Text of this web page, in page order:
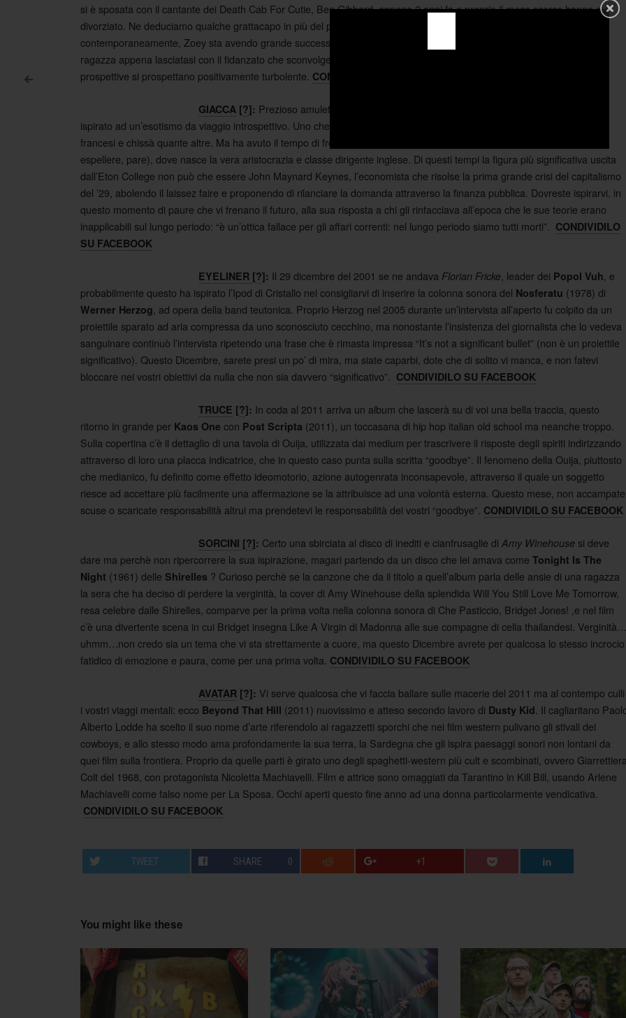
Post navigation
<
si è sposata con il cantante dei Death Cab For Cutie, Ben Gibbard, appena 2 anni fa e proprio il mese scorso hanno già
divorziato. Ne deduciamo qualche grattacapo in più del previsto in amore anche per voi, ma, considerando che,
contemporaneamente, Zoey sta avendo grande successo come protagonista della nuova serie
ragazza appena lasciatasi con il fidanzato che sconvolge le vite dei suoi nuovi coinquilini, beh… probabilmente le
prospettive si prospettano positivamente turbolente. CONDIVIDILO SU FACEBOOK
GIACCA [?]: Prezioso amuleto sarà per voi
ispirato ad un’esotismo da viaggio introspettivo. Uno che di viaggi se ne intende avendo origini e dimore inglesi, italiane,
francesi e chissà quante altre. Ma ha avuto il tempo di frequentare il prestigioso Eton College a Londra (facendosene
espellere, pare), dove nasce la vera aristocrazia e classe dirigente inglese. Di questi tempi la figura più significativa uscita
dall’Eton College non può che essere John Maynard Keynes, l’economista che risolse la prima grande crisi del capitalismo
del ’29, abolendo il laissez faire e proponendo di rilanciare la domanda attraverso la finanza pubblica. Dovreste ispirarvi, in
questo momento di paure che vi frenano il futuro, alla sua risposta a chi gli rinfacciava all’epoca che le sue teorie erano
inapplicabili sul lungo periodo: “è un’ottica fallace per gli affari correnti: nel lungo periodo siamo tutti morti”. CONDIVIDILO
SU FACEBOOK
EYELINER [?]: Il 29 dicembre del 2001 se ne andava Florian Fricke , leader dei Popol Vuh , e
probabilmente questo ha ispirato l’Ipod di Cristallo nel consigliarvi di inserire la colonna sonora del Nosferatu (1978) di
Werner Herzog , ad opera della band teutonica. Proprio Herzog nel 2005 durante un’intervista all’aperto fu colpito da un
proiettile sparato ad aria compressa da uno sconosciuto cecchino, ma nonostante l’insistenza del giornalista che lo vedeva
sanguinare continuò l’intervista ripetendo una frase che è rimasta impressa “It’s not a significant bullet” (non è un proiettile
significativo). Questo Dicembre, sarete presi un po’ di mira, ma siate caparbi, dote che di solito vi manca, e non fatevi
bloccare nei vostri obiettivi da nulla che non sia davvero “significativo”. CONDIVIDILO SU FACEBOOK
TRUCE [?]: In coda al 2011 arriva un album che lascerà su di voi una bella traccia, questo
ritorno in grande per Kaos One con Post Scripta (2011), un toccasana di hip hop italian old school ma neanche troppo.
Sulla copertina c’è il dettaglio di una tavola di Ouija, utilizzata dai medium per trascrivere il risposte degli spiriti indirizzando
attraverso di loro una placca indicatrice, che in questo caso punta sulla scritta “goodbye”. Il fenomeno della Ouija, piuttosto
che medianico, fu definito come effetto ideomotorio, azione autogenrata inconsapevole, attraverso il quale un soggetto
riesce ad accettare più facilmente una affermazione se la attribuisce ad una volontà esterna. Questo mese, non accampate
scuse o scaricate responsabilità altrui ma prendetevi le responsabilità dei vostri “goodbye”. CONDIVIDILO SU FACEBOOK
SORCINI [?]: Certo una sbirciata al disco di inediti e cianfrusaglie diAmy Winehouse si deve
dare ma perchè non ripercorrere la sua ispirazione, magari partendo da un disco che lei amava come Tonight Is The
Night (1961) delle Shirelles ? Curioso perchè se la canzone che da il titolo a quell’album parla delle ansie di una ragazza
la sera che ha deciso di perdere la verginità, la cover di Amy Winehouse della splendida Will You Still Love Me Tomorrow,
resa celebre dalle Shirelles, comparve per la prima volta nella colonna sonora di Che Pasticcio, Bridget Jones! ,e nel film
c’è una divertente scena in cui Bridget insegna Like A Virgin di Madonna alle sue compagne di cella thailandesi. Verginità…
uhmm…non credo sia un tema che vi sta strettamente a cuore, ma questo Dicembre avrete per qualcosa lo stesso incrocio
fatidico di emozione e paura, come per una prima volta. CONDIVIDILO SU FACEBOOK
AVATAR [?]: Vi serve qualcosa che vi faccia ballare sulle macerie del 2011 ma al contempo culli
i vostri viaggi mentali: ecco Beyond That Hill (2011) nuovissimo e atteso secondo lavoro di Dusty Kid . Il cagliaritano
Alberto Lodde ha scelto il suo nome d’arte riferendolo ai ragazzetti sporchi che nei film western pulivano gli stivali dei
cowboys, e allo stesso modo ama profondamente la sua terra, la Sardegna che gli ispira paesaggi sonori non lontani da
quei film sulla frontiera. Proprio da quelle parti è girato uno degli spaghetti-western più cult e scombinati, ovvero
Colt del 1968, con protagonista Nicoletta Machiavelli. Film e attrice sono omaggiati da Tarantino in Kill Bill, usando Arlene
Machiavelli come falso nome per La Sposa. Occhi aperti questo fine anno ad una donna particolarmente vendicativa.
CONDIVIDILO SU FACEBOOK
TWEET SHARE 0 +1
You might like these